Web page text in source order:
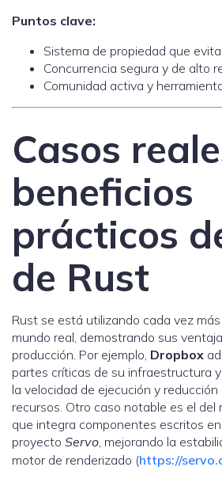
Puntos clave:
Sistema de propiedad que
Concurrencia segura y de alto
Comunidad activa y
Casos
beneficios
prácticos
de Rust
Rust se está utilizando cada vez
mundo real, demostrando sus
producción. Por ejemplo, Dropbox
partes críticas de su infraestructura
la velocidad de ejecución y
recursos. Otro caso notable es el del
que integra componentes escritos
proyecto Servo, mejorando la
motor de renderizado (https://